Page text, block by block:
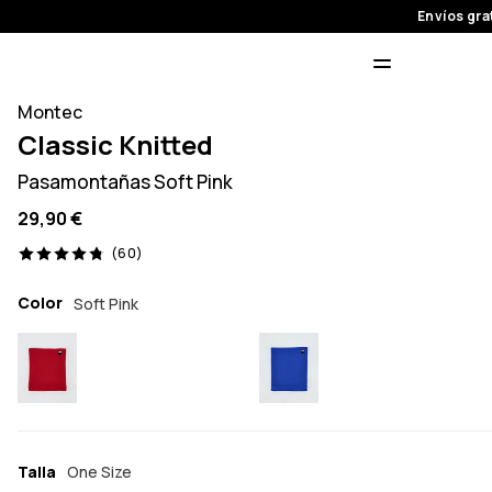
Envíos
Montec
Classic Knitted
Pasamontañas Soft Pink
29,90 €
(60)
60 opiniones, 4.8/5
Color Soft Pink
Talla One Size